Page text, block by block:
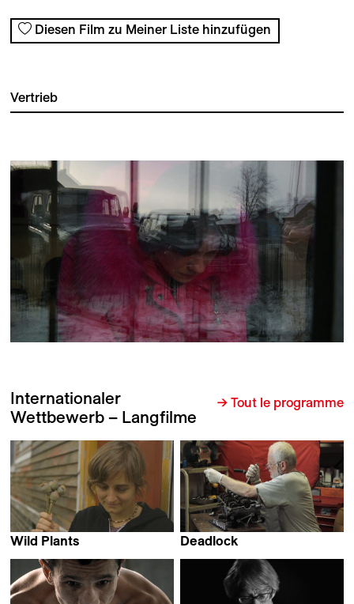
Diesen Film zu Meiner Liste hinzufügen
Vertrieb
Internationaler
Wettbewerb – Langfilme
→ Tout le programme
Wild Plants
Deadlock